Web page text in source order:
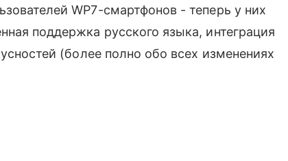
WP7-смартфонов - теперь у них
поддержка русского языка, интеграция
(более полно обо всех изменениях